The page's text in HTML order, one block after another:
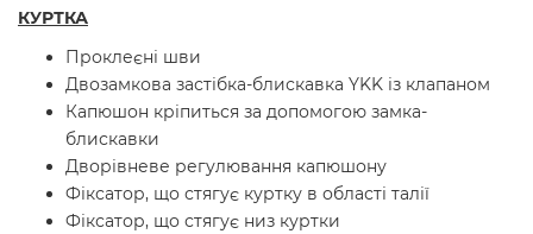
КУРТКА
Проклеєні шви
Двозамкова застібка-блискавка YKK із клапаном
Капюшон кріпиться за допомогою замка-
блискавки
Дворівневе регулювання капюшону
Фіксатор, що стягує куртку в області талії
Фіксатор, що стягує низ куртки